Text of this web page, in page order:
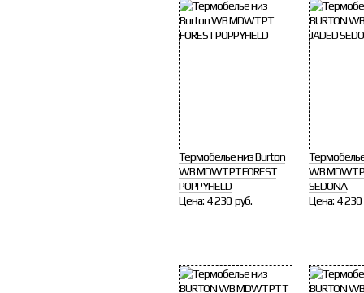
Термобелье низ Burton
WB MDWT PT FOREST
POPPYFIELD
Цена: 4 230 руб.
WB MDWT
SEDONA
Цена: 4 230